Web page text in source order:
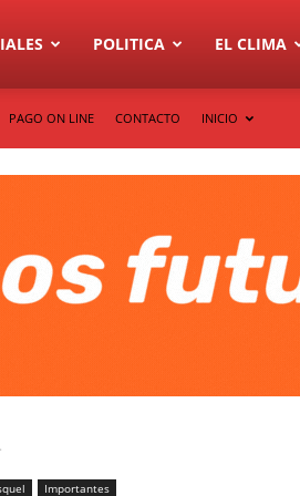
POLITICA EL CLIMA
PAGO ON LINE CONTACTO INICIO
Importantes